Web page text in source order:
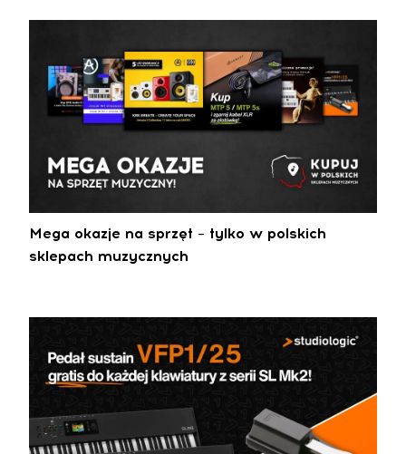
Mega okazje na sprzęt – tylko w polskich
sklepach muzycznych